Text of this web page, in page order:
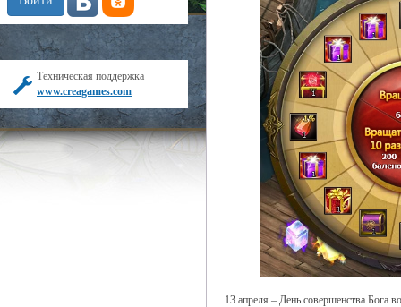
Техническая поддержка
www.creagames.com
13 апреля – День совершенства Бога